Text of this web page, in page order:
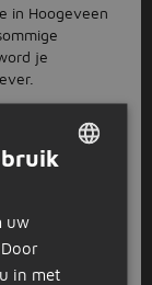
in Hoogeveen
je
uw
in met